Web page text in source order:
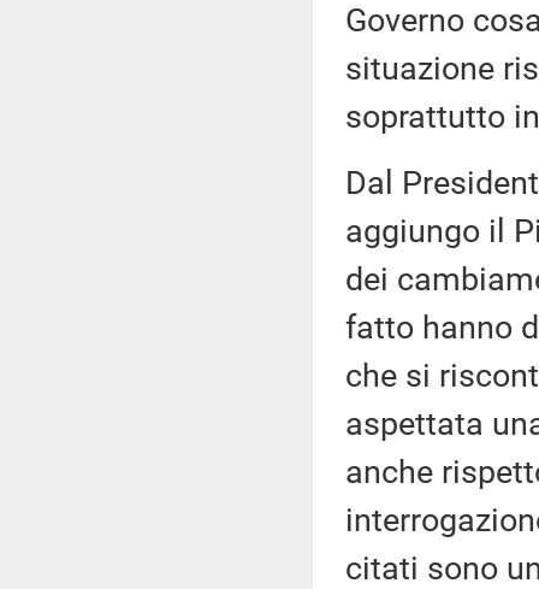
Governo
situazione
soprattutto
Dal
aggiungo il
dei
fatto hanno
che si
aspettata
anche
citati sono